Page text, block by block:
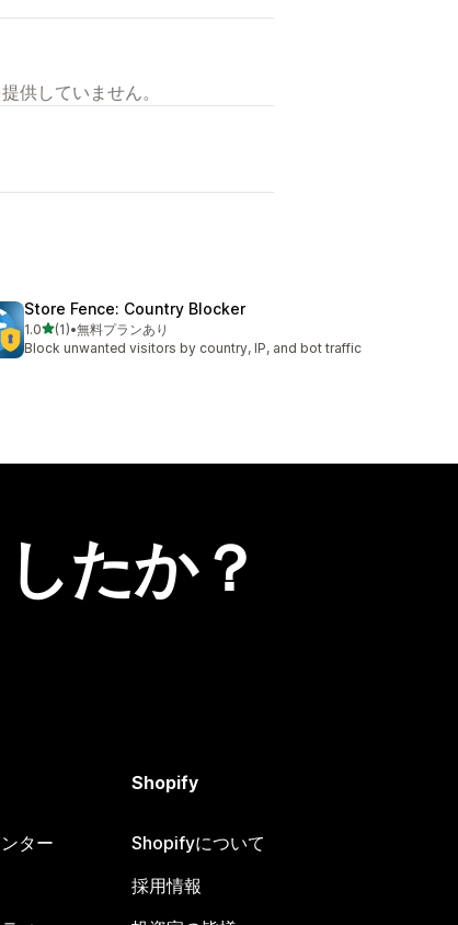
供していません。
Store Fence: Country Blocker
1.05つ星中
(1)
合計レビュー数：1件
•無料プランあり
Block unwanted visitors by country, IP, and bot traffic
たか？
ター
Shopify
Shopifyについて
採用情報